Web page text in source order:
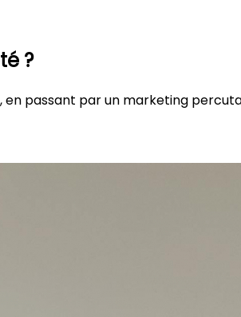
?
passant par un marketing